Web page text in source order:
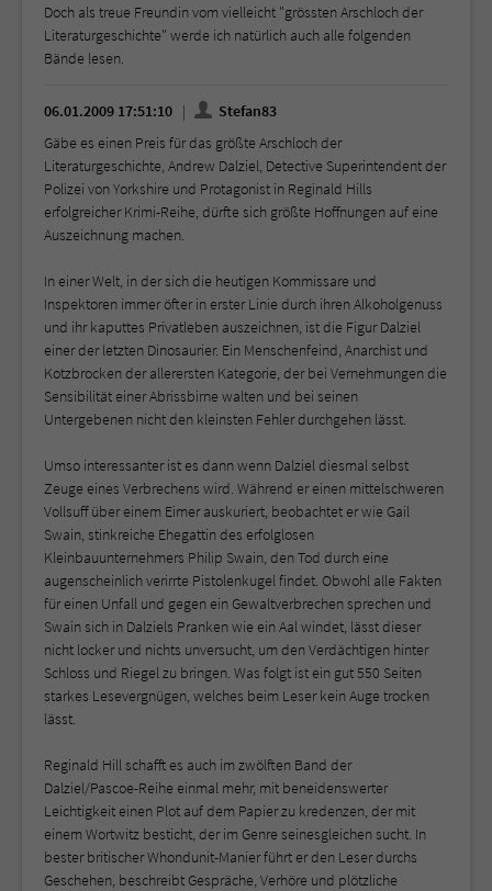
Doch als treue Freundin vom vielleicht "grössten Arschloch der
Literaturgeschichte" werde ich natürlich auch alle folgenden
Bände lesen.
06.01.2009 17:51:10
Stefan83
Gäbe es einen Preis für das größte Arschloch der
Literaturgeschichte, Andrew Dalziel, Detective Superintendent der
Polizei von Yorkshire und Protagonist in Reginald Hills
erfolgreicher Krimi-Reihe, dürfte sich größte Hoffnungen auf eine
Auszeichnung machen.
In einer Welt, in der sich die heutigen Kommissare und
Inspektoren immer öfter in erster Linie durch ihren Alkoholgenuss
und ihr kaputtes Privatleben auszeichnen, ist die Figur Dalziel
einer der letzten Dinosaurier. Ein Menschenfeind, Anarchist und
Kotzbrocken der allerersten Kategorie, der bei Vernehmungen die
Sensibilität einer Abrissbirne walten und bei seinen
Untergebenen nicht den kleinsten Fehler durchgehen lässt.
Umso interessanter ist es dann wenn Dalziel diesmal selbst
Zeuge eines Verbrechens wird. Während er einen mittelschweren
Vollsuff über einem Eimer auskuriert, beobachtet er wie Gail
Swain, stinkreiche Ehegattin des erfolglosen
Kleinbauunternehmers Philip Swain, den Tod durch eine
augenscheinlich verirrte Pistolenkugel findet. Obwohl alle Fakten
für einen Unfall und gegen ein Gewaltverbrechen sprechen und
Swain sich in Dalziels Pranken wie ein Aal windet, lässt dieser
nicht locker und nichts unversucht, um den Verdächtigen hinter
Schloss und Riegel zu bringen. Was folgt ist ein gut 550 Seiten
starkes Lesevergnügen, welches beim Leser kein Auge trocken
lässt.
Reginald Hill schafft es auch im zwölften Band der
Dalziel/Pascoe-Reihe einmal mehr, mit beneidenswerter
Leichtigkeit einen Plot auf dem Papier zu kredenzen, der mit
einem Wortwitz besticht, der im Genre seinesgleichen sucht. In
bester britischer Whondunit-Manier führt er den Leser durchs
Geschehen, beschreibt Gespräche, Verhöre und plötzliche